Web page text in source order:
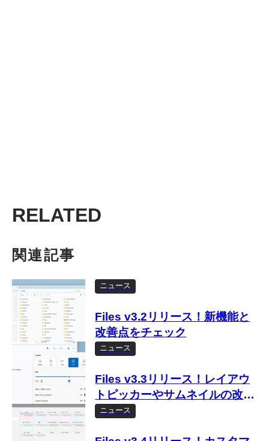
RELATED
関連記事
ニュース
Files v3.2リリース！新機能と
改善点をチェック
ニュース
Files v3.3リリース！レイアウ
トピッカーやサムネイルの改善
など
ニュース